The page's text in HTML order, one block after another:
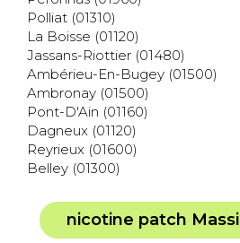
Polliat (01310)
La Boisse (01120)
Jassans-Riottier (01480)
Ambérieu-En-Bugey (01500)
Ambronay (01500)
Pont-D'Ain (01160)
Dagneux (01120)
Reyrieux (01600)
Belley (01300)
nicotine patch